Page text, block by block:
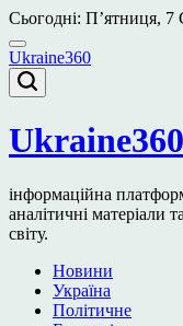
Перейти
до
вмісту
Сьогодні: П’ятниця, 7
Ukraine360
Ukraine360
інформаційна
аналітичні матеріали
світу.
Новини
Україна
Політичне